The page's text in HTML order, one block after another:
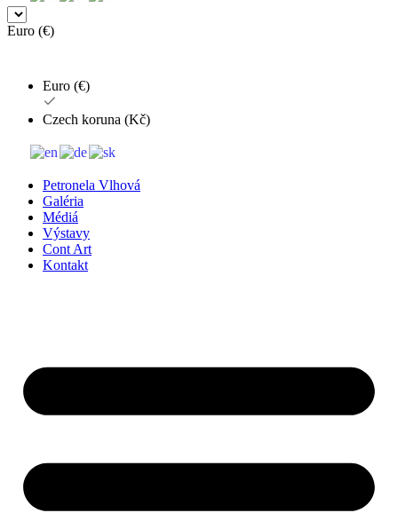
Euro (€)
Euro (€)
Czech koruna (Kč)
Petronela Vlhová
Galéria
Médiá
Výstavy
Cont Art
Kontakt